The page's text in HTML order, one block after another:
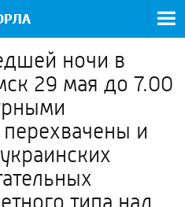
ночи в
29 мая до 7.00
и